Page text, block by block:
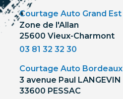
Courtage Auto Grand Est
Zone de l'Allan
25600 Vieux-Charmont
03 81 32 32 30
Courtage Auto Bordeaux
3 avenue Paul LANGEVIN
33600 PESSAC